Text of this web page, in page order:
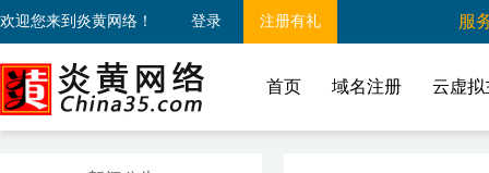
欢迎您来到炎黄网络！ 登录 注册有礼 服
首页 域名注册 云虚拟